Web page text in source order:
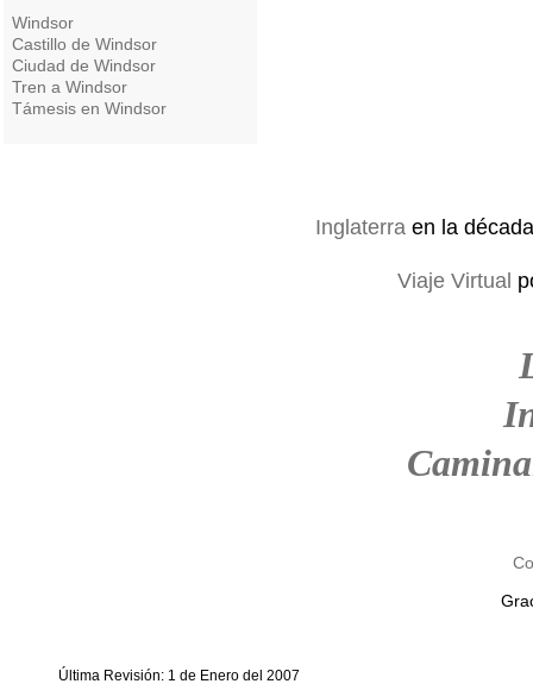
Windsor
Castillo de Windsor
Ciudad de Windsor
Tren a Windsor
Támesis en Windsor
Inglaterra en la
Viaje Virtual
Última Revisión: 1 de Enero del 2007